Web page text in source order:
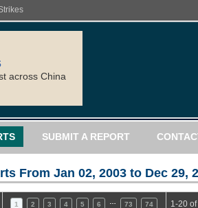
across China
SUBMIT A REPORT
From Jan 02, 2003 to Dec 29,
1 2 3 4 5 6 73 74 1-20